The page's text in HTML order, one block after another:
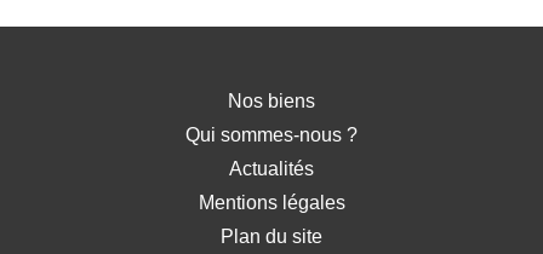
Nos biens
Qui sommes-nous ?
Actualités
Mentions légales
Plan du site